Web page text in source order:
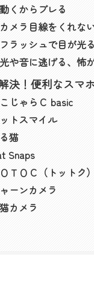
くからブレる
メラ目線をくれな
ラッシュで目が光る
や音に逃げる、怖
決！便利なスマ
じゃらＣ basic
トスマイル
猫
Snaps
ＴＯＣ（トットク）
ーンカメラ
カメラ